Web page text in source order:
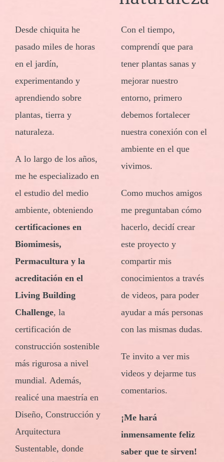
Desde chiquita he
pasado miles de horas
en el jardín,
experimentando y
aprendiendo sobre
plantas, tierra y
naturaleza.
A lo largo de los años,
me he especializado en
el estudio del medio
ambiente, obteniendo
certificaciones en
Biomimesis,
Permacultura y la
acreditación en el
Living Building
Challenge, la
certificación de
construcción sostenible
más rigurosa a nivel
mundial. Además,
realicé una maestría en
Diseño, Construcción y
Arquitectura
Sustentable, donde
Con el tiempo,
comprendí que para
tener plantas sanas y
mejorar nuestro
entorno, primero
debemos fortalecer
nuestra conexión con el
ambiente en el que
vivimos.
Como muchos amigos
me preguntaban cómo
hacerlo, decidí crear
este proyecto y
compartir mis
conocimientos a través
de videos, para poder
ayudar a más personas
con las mismas dudas.
Te invito a ver mis
videos y dejarme tus
comentarios.
¡Me hará
inmensamente feliz
saber que te sirven!